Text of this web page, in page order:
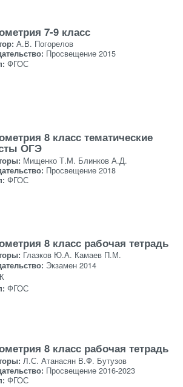
7-9 класс
А.В. Погорелов
Просвещение 2015
ФГОС
8 класс тематические
ОГЭ
Мищенко Т.М. Блинков А.Д.
Просвещение 2018
ФГОС
8 класс рабочая тетрадь
Глазков Ю.А. Камаев П.М.
Экзамен 2014
ФГОС
8 класс рабочая тетрадь
Л.С. Атанасян В.Ф. Бутузов
Просвещение 2016-2023
ФГОС